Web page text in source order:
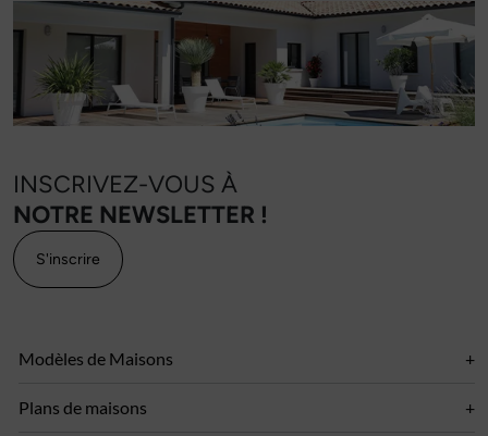
INSCRIVEZ-VOUS À
NOTRE NEWSLETTER !
S'inscrire
Modèles de Maisons
Plans de maisons